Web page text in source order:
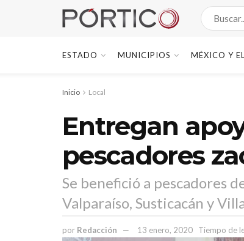
ESTADO MUNICIPIOS MÉXICO Y
Inicio Local
Entregan
pescadores
Se benefició a pescadores
Valparaíso, Susticacán y
por Redacción 13 enero, 2020 Tiempo de